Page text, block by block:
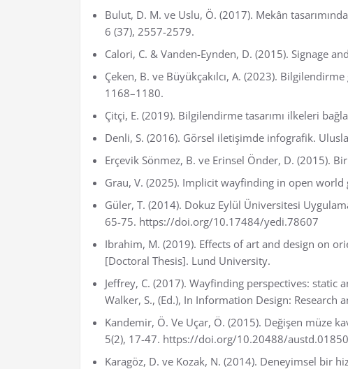
Bulut, D. M. ve Uslu, Ö. (2017). Mekân
6 (37), 2557-2579.
Calori, C. & Vanden-Eynden, D. (2015). Signage
Çeken, B. ve Büyükçakılcı, A. (2023).
1168–1180.
Çitçi, E. (2019). Bilgilendirme tasarımı ilkeleri
Denli, S. (2016). Görsel iletişimde infografik.
Erçevik Sönmez, B. ve Erinsel Önder, D. (2015).
Grau, V. (2025). Implicit wayfinding in open world
Güler, T. (2014). Dokuz Eylül Üniversitesi
65-75. https://doi.org/10.17484/yedi.78607
Ibrahim, M. (2019). Effects of art and design on
[Doctoral Thesis]. Lund University.
Jeffrey, C. (2017). Wayfinding perspectives: static
Walker, S., (Ed.), In Information Design: Research
Kandemir, Ö. Ve Uçar, Ö. (2015). Değişen müze
5(2), 17-47. https://doi.org/10.20488/austd.01850
Karagöz, D. ve Kozak, N. (2014). Deneyimsel bir